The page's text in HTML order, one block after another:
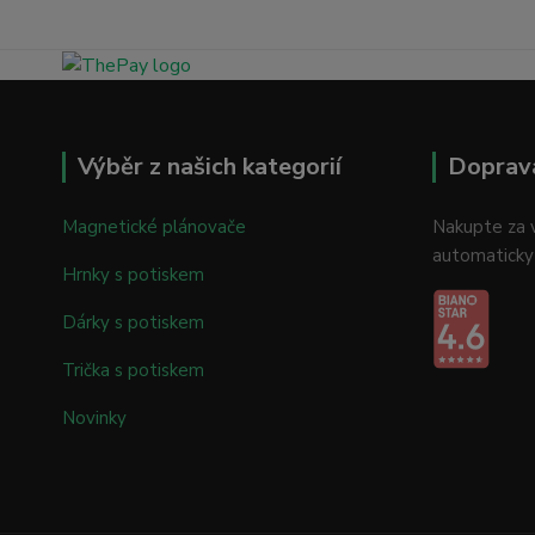
Výběr z našich kategorií
Magnetické plánovače
Hrnky s potiskem
Dárky s potiskem
Trička s potiskem
Novinky
Nakupte za